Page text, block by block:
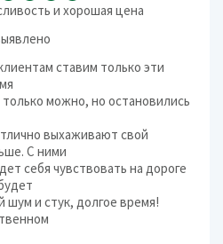
и хорошая цена
ставим только эти
можно, но остановились
выхаживают свой
С ними
себя чувствовать на дороге
и стук, долгое время!